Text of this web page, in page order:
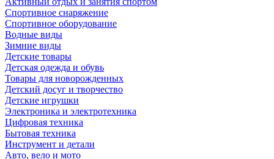
Спортивное снаряжение
Спортивное оборудование
Водные виды
Зимние виды
Детские товары
Детская одежда и обувь
Товары для новорожденных
Детский досуг и творчество
Детские игрушки
Электроника и электротехника
Цифровая техника
Бытовая техника
Инструмент и детали
Авто, вело и мото